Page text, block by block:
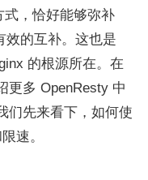
式，恰好能够弥补
效的互补。这也是
的根源所在。在
更多 OpenResty 中
们先来看下，如何使
速。